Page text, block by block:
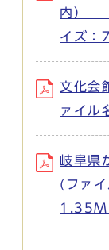
内）
イズ
文化会
ァイ
岐阜県
(ファ